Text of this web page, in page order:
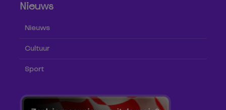
Nieuws
Nieuws
Cultuur
Sport